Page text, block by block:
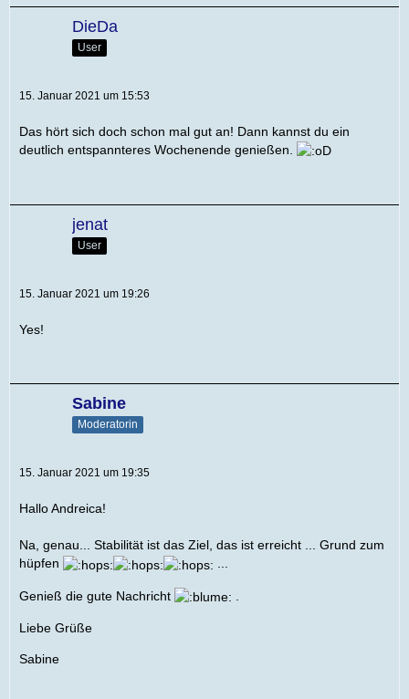
DieDa
User
15. Januar 2021 um 15:53
Das hört sich doch schon mal gut an! Dann kannst du ein
deutlich entspannteres Wochenende genießen.
jenat
User
15. Januar 2021 um 19:26
Yes!
Sabine
Moderatorin
15. Januar 2021 um 19:35
Hallo Andreica!
Na, genau... Stabilität ist das Ziel, das ist erreicht ... Grund zum
hüpfen
...
Genieß die gute Nachricht
Liebe Grüße
Sabine